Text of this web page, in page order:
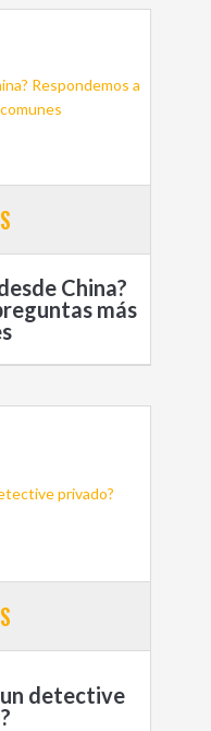
China?
más
detective